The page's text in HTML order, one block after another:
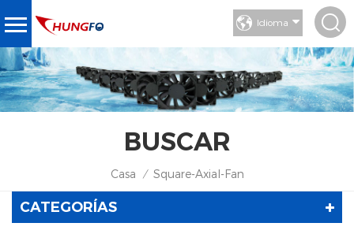
Idioma
BUSCAR
Casa / Square-Axial-Fan
CATEGORÍAS